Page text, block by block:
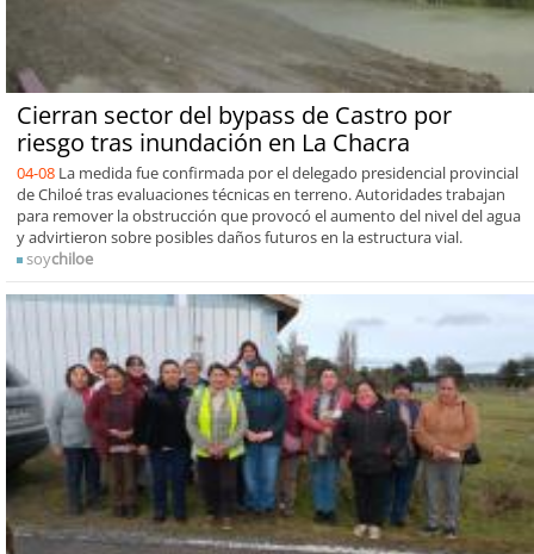
Cierran sector del bypass de Castro por
riesgo tras inundación en La Chacra
04-08 La medida fue confirmada por el delegado presidencial provincial
de Chiloé tras evaluaciones técnicas en terreno. Autoridades trabajan
para remover la obstrucción que provocó el aumento del nivel del agua
y advirtieron sobre posibles daños futuros en la estructura vial.
soychiloe